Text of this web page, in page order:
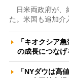
日米両政府が、
た。米国も追加介
「キオクシア
の成長につな
「NYダウは高